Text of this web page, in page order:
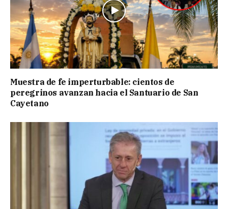
Muestra de fe imperturbable: cientos de
peregrinos avanzan hacia el Santuario de San
Cayetano